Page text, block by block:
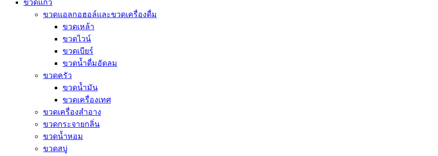
ขวดแก้ว
ขวดแอลกอฮอล์และขวดเครื่องดื่ม
ขวดเหล้า
ขวดไวน์
ขวดเบียร์
ขวดน้ำดื่มอัดลม
ขวดครัว
ขวดน้ำมัน
ขวดเครื่องเทศ
ขวดเครื่องสำอาง
ขวดกระจายกลิ่น
ขวดน้ำหอม
ขวดสบู่